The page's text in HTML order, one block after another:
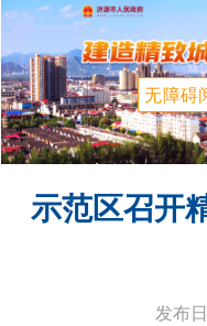
无障碍
示范区召开
发布